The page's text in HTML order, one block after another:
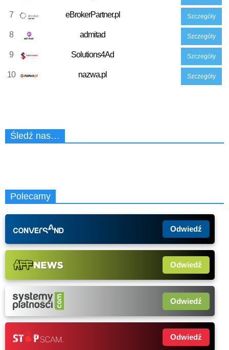
7 eBrokerPartner.pl Szczegóły
8 admitad Szczegóły
9 Solutions4Ad Szczegóły
10 nazwa.pl Szczegóły
Śledź nas…
Polecamy
Odwiedź
Odwiedź
Odwiedź
Odwiedź